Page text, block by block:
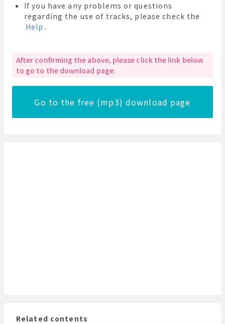
If you have any problems or questions
regarding the use of tracks, please check the
Help .
After confirming the above, please click the link below
to go to the download page.
Go to the free (mp3) download page
Related contents